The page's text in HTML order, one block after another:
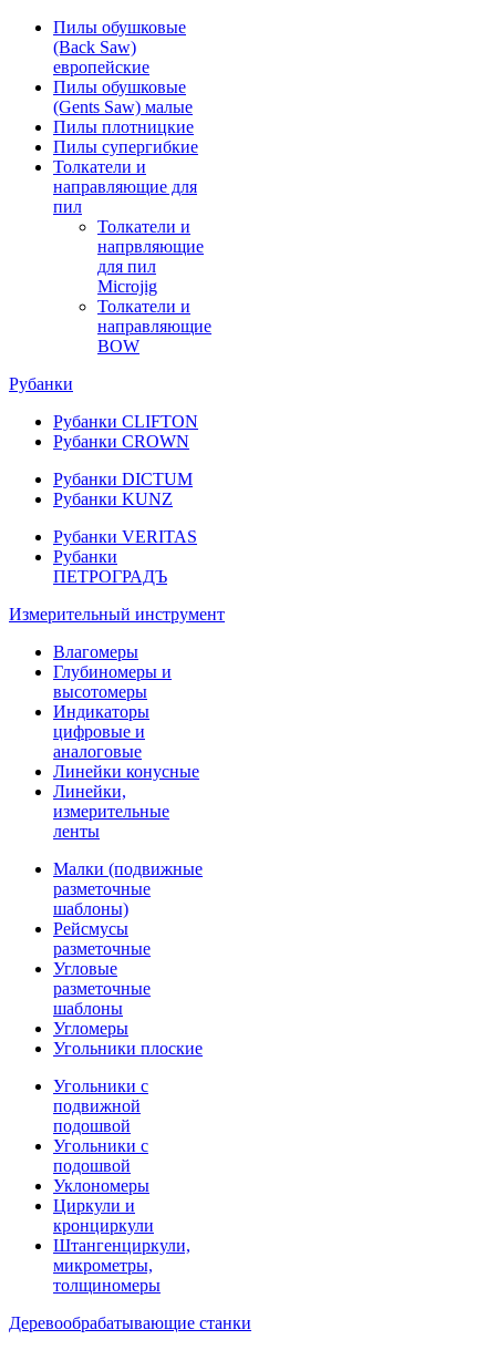
Пилы обушковые
(Back Saw)
европейские
Пилы обушковые
(Gents Saw) малые
Пилы плотницкие
Пилы супергибкие
Толкатели и
направляющие для
пил
Толкатели и
напрвляющие
для пил
Microjig
Толкатели и
направляющие
BOW
Рубанки
Рубанки CLIFTON
Рубанки CROWN
Рубанки DICTUM
Рубанки KUNZ
Рубанки VERITAS
Рубанки
ПЕТРОГРАДЪ
Измерительный инструмент
Влагомеры
Глубиномеры и
высотомеры
Индикаторы
цифровые и
аналоговые
Линейки конусные
Линейки,
измерительные
ленты
Малки (подвижные
разметочные
шаблоны)
Рейсмусы
разметочные
Угловые
разметочные
шаблоны
Угломеры
Угольники плоские
Угольники с
подвижной
подошвой
Угольники с
подошвой
Уклономеры
Циркули и
кронциркули
Штангенциркули,
микрометры,
толщиномеры
Деревообрабатывающие станки